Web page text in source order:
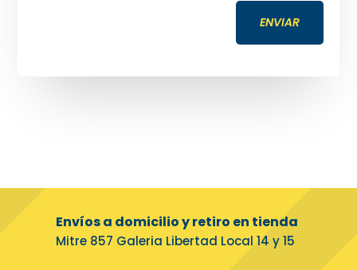
ENVIAR
Envíos a domicilio y retiro en tienda
Mitre 857 Galeria Libertad Local 14 y 15